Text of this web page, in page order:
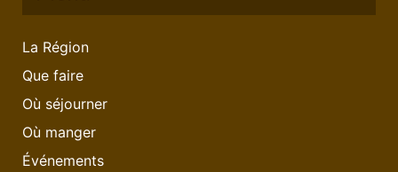
La Région
Que faire
Où séjourner
Où manger
Événements